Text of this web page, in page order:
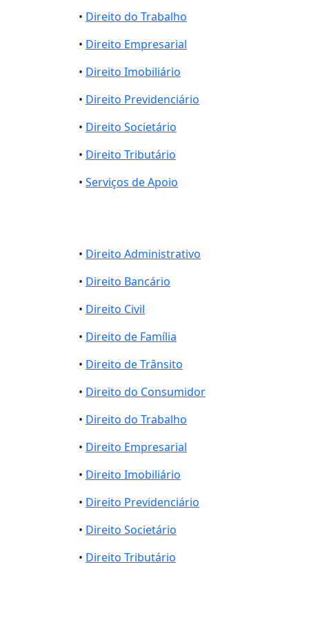
• Direito do Trabalho
• Direito Empresarial
• Direito Imobiliário
• Direito Previdenciário
• Direito Societário
• Direito Tributário
• Serviços de Apoio
• Direito Administrativo
• Direito Bancário
• Direito Civil
• Direito de Família
• Direito de Trânsito
• Direito do Consumidor
• Direito do Trabalho
• Direito Empresarial
• Direito Imobiliário
• Direito Previdenciário
• Direito Societário
• Direito Tributário